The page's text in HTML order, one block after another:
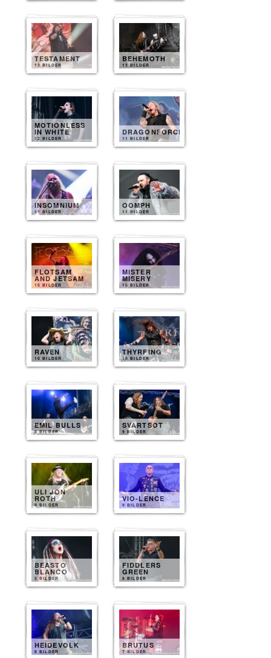
TESTAMENT
13 BILDER
BEHEMOTH
13 BILDER
MOTIONLESS
IN WHITE
12 BILDER
DRAGONFORCE
11 BILDER
INSOMNIUM
11 BILDER
OOMPH
11 BILDER
FLOTSAM
AND JETSAM
10 BILDER
MISTER
MISERY
10 BILDER
RAVEN
10 BILDER
THYRFING
10 BILDER
EMIL BULLS
9 BILDER
SVARTSOT
9 BILDER
ULI JON
ROTH
9 BILDER
VIO-LENCE
9 BILDER
BEASTO
BLANCO
8 BILDER
FIDDLERS
GREEN
8 BILDER
HEIDEVOLK
8 BILDER
BRUTUS
7 BILDER